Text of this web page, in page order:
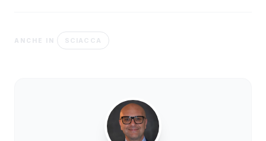
ANCHE IN SCIACCA